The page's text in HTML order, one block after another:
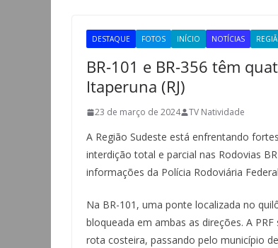
DESTAQUE FOTOS INÍCIO NOTÍCIAS
BR-101 e BR-356 têm
Itaperuna (RJ)
23 de março de 2024 TV Natividade
A Região Sudeste está enfrentando
interdição total e parcial nas Rodovias
informações da Polícia Rodoviária
Na BR-101, uma ponte localizada no
bloqueada em ambas as direções. A
rota costeira, passando pelo município